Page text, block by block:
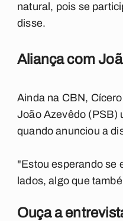
natural, pois se
disse.
Aliança com
Ainda na CBN,
João Azevêdo (PSB)
quando anunciou a
"Estou esperando se
lados, algo que
Ouça a